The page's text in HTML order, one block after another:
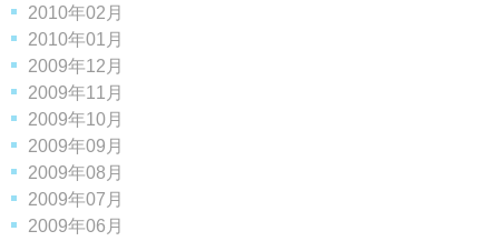
2010年02月
2010年01月
2009年12月
2009年11月
2009年10月
2009年09月
2009年08月
2009年07月
2009年06月